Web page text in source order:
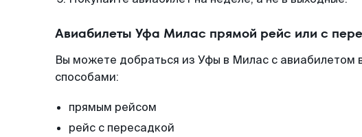
Авиабилеты Уфа Милас прямой рейс или с
Вы можете добраться из Уфы в Милас с авиабилетом
способами:
прямым рейсом
рейс с пересадкой